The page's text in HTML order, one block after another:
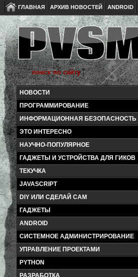
ГЛАВНАЯ АРХИВ НОВОСТЕЙ ANDROID
НОВОСТИ
ПРОГРАММИРОВАНИЕ
ИНФОРМАЦИОННАЯ БЕЗОПАСНОСТЬ
ЭТО ИНТЕРЕСНО
НАУЧНО-ПОПУЛЯРНОЕ
ГАДЖЕТЫ И УСТРОЙСТВА ДЛЯ ГИКОВ
ТЕКУЧКА
JAVASCRIPT
DIY ИЛИ СДЕЛАЙ САМ
ГАДЖЕТЫ
ANDROID
СИСТЕМНОЕ АДМИНИСТРИРОВАНИЕ
УПРАВЛЕНИЕ ПРОЕКТАМИ
PYTHON
РАЗРАБОТКА